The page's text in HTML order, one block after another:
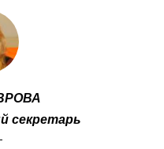
секретарь